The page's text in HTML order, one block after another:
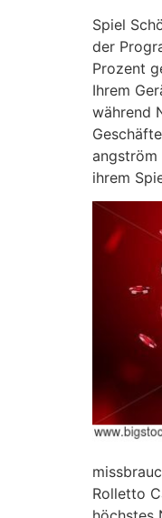
Spiel
der
Prozent
Ihrem
während
angström
ihrem
Rolletto